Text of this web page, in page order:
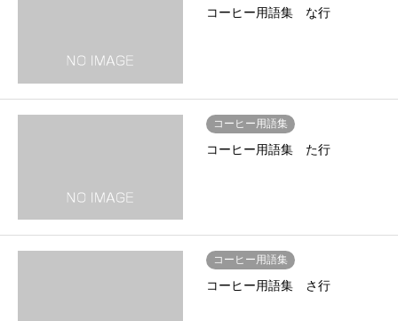
コーヒー用語集 な行
コーヒー用語集
コーヒー用語集 た行
コーヒー用語集
コーヒー用語集 さ行